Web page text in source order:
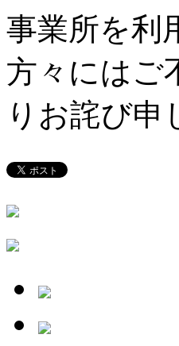
事業所を利
方々にはご
りお詫び申